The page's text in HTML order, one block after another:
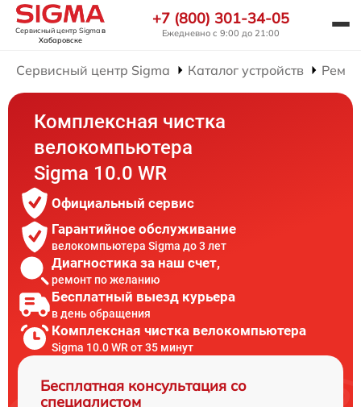
Сервисный центр Sigmaв
Хабаровске
+7 (800) 301-34-05
Ежедневно с 9:00 до 21:00
Сервисный центр Sigma Каталог устройств
Комплексная чистка
велокомпьютера
Sigma 10.0 WR
Официальный сервис
Гарантийное обслуживание
велокомпьютера Sigma до 3 лет
Диагностика за наш счет,
ремонт по желанию
Бесплатный выезд курьера
в день обращения
Комплексная чистка велокомпьютера
Sigma 10.0 WR от 35 минут
Бесплатная консультация со
специалистом